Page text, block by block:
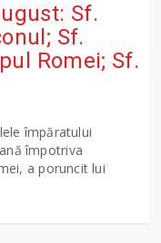
Sf.
Sf.
Romei; Sf.
împăratului
împotriva
a poruncit lui